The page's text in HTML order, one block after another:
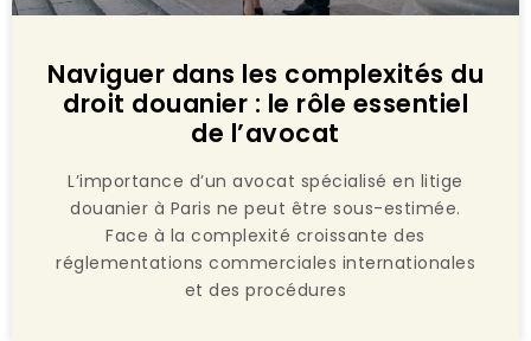
Naviguer dans les complexités du
droit douanier : le rôle essentiel
de l’avocat
L’importance d’un avocat spécialisé en litige
douanier à Paris ne peut être sous-estimée.
Face à la complexité croissante des
réglementations commerciales internationales
et des procédures